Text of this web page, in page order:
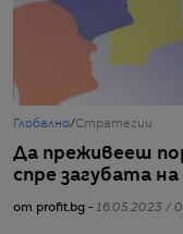
Глобално/Стратегии
Да преживееш
спре загубата
от profit.bg - 16.05.2023 /